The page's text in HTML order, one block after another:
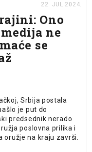
22. JUL 2024.
Ono
ne
se
Srbija postala
je put do
predsednik nerado
poslovna prilika i
oružje na kraju završi.